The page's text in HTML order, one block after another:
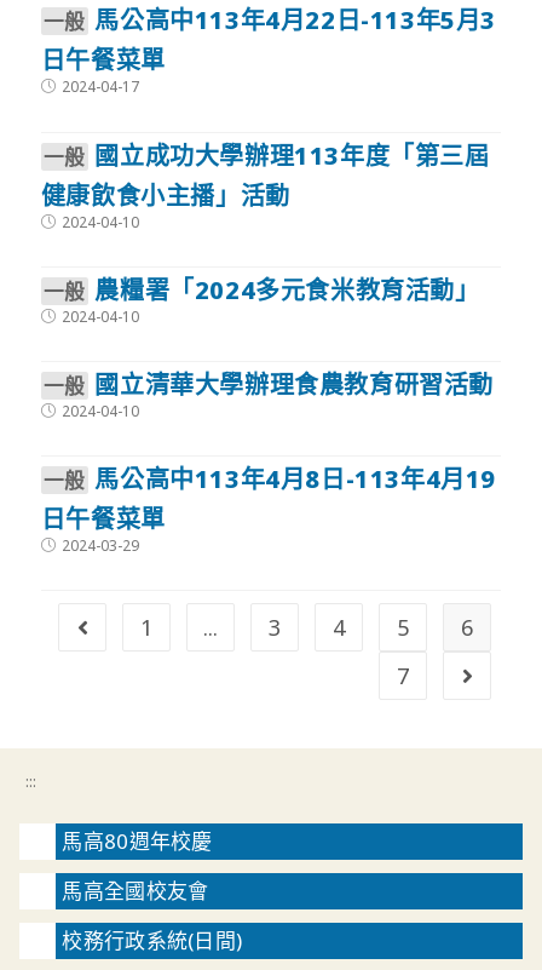
⼀般 馬公高中113年4月22日-113年5月3
日午餐菜單
Post2024-04-17
⼀般 國立成功大學辦理113年度「第三屆
健康飲食小主播」活動
Post2024-04-10
⼀般 農糧署「2024多元食米教育活動」
Post2024-04-10
⼀般 國立清華大學辦理食農教育研習活動
Post2024-04-10
⼀般 馬公高中113年4月8日-113年4月19
日午餐菜單
Post2024-03-29
Go to the previous page
1 ... 3 4 5
6
7
Go to
:::
馬高80週年校慶
馬高全國校友會
校務行政系統(日間)